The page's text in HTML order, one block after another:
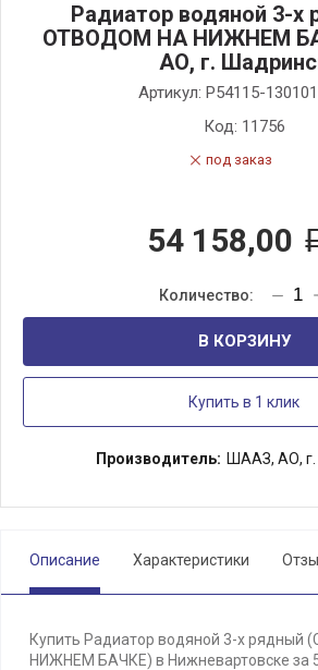
Радиатор водяной 3-х
ОТВОДОМ НА НИЖНЕМ
АО, г.
Артикул: Р54115-
Код: 11756
под заказ
54 158,00
В КОРЗИНУ
Купить в 1 клик
Производитель: ШААЗ, АО,
Описание Характеристики
Купить Радиатор водяной 3-х
НИЖНЕМ БАЧКЕ) в Нижневартовске за